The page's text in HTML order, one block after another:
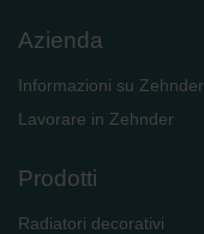
Azienda
Informazioni su Zehnder
Lavorare in Zehnder
Prodotti
Radiatori decorativi